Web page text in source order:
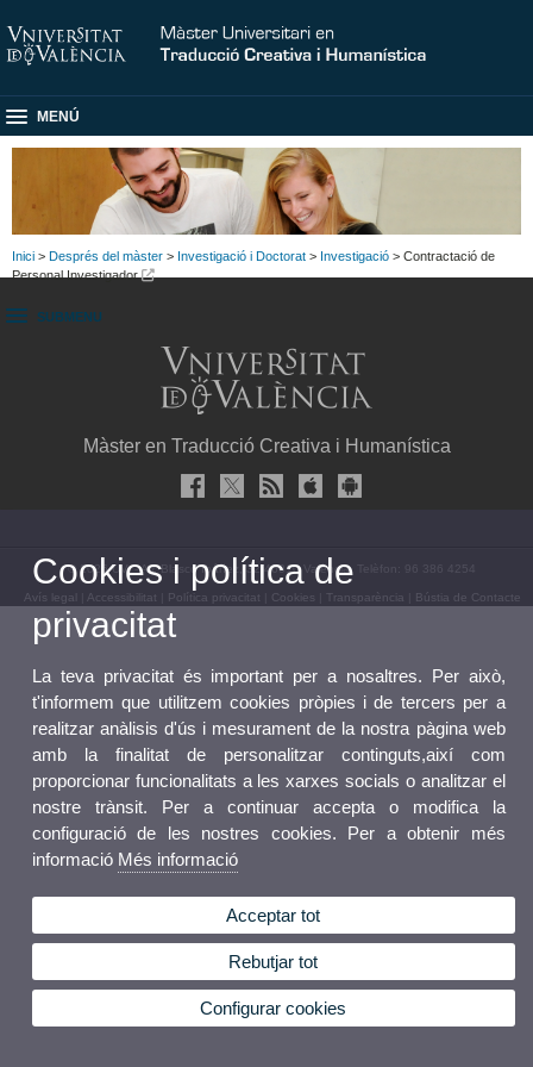
MENÚ
Inici > Després del màster > Investigació i Doctorat > Investigació > Contractació de
Personal Investigador
SUBMENU
Màster en Traducció Creativa i Humanística
© 2026 UV. - Av. Blasco Ibáñez, 32 46010 València. Telèfon: 96 386 4254
Avís legal Accessibilitat Política privacitat Cookies Transparència Bústia de Contacte
Cookies i política de
privacitat
La teva privacitat és important per a nosaltres. Per això,
t'informem que utilitzem cookies pròpies i de tercers per a
realitzar anàlisis d'ús i mesurament de la nostra pàgina web
amb la finalitat de personalitzar continguts,així com
proporcionar funcionalitats a les xarxes socials o analitzar el
nostre trànsit. Per a continuar accepta o modifica la
configuració de les nostres cookies. Per a obtenir més
informació Més informació
Acceptar tot
Rebutjar tot
Configurar cookies